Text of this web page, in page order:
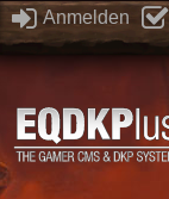
Anmelden